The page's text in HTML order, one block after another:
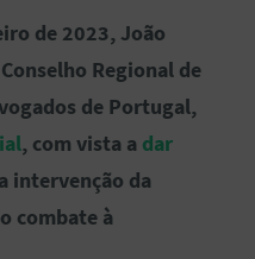
de 2023, João
Regional de
de Portugal,
, com vista a dar
intervenção da
combate à